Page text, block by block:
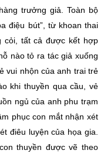
trưởng giả. Toàn bộ
điệu bút”, từ khoan thai
cỏi, tất cả được kết hợp
nào tỏ ra tác giả xuống
vui nhộn của anh trai trẻ
khi thuyền qua cầu, vẻ
ngủ của anh phu trạm
phục con mắt nhận xét
điêu luyện của họa gia.
thuyền được vẽ theo